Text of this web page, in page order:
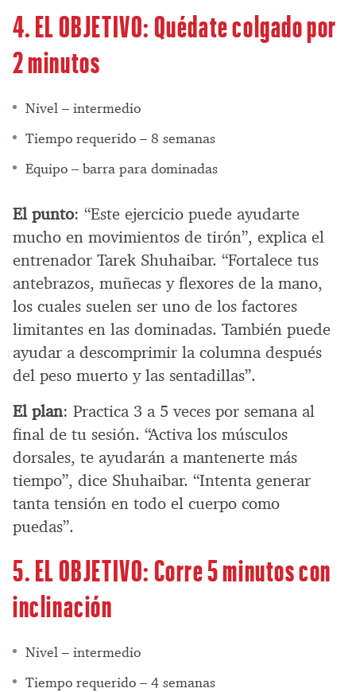
4. EL OBJETIVO: Quédate colgado por
2 minutos
Nivel – intermedio
Tiempo requerido – 8 semanas
Equipo – barra para dominadas
El punto: “Este ejercicio puede ayudarte
mucho en movimientos de tirón”, explica el
entrenador Tarek Shuhaibar. “Fortalece tus
antebrazos, muñecas y flexores de la mano,
los cuales suelen ser uno de los factores
limitantes en las dominadas. También puede
ayudar a descomprimir la columna después
del peso muerto y las sentadillas”.
El plan: Practica 3 a 5 veces por semana al
final de tu sesión. “Activa los músculos
dorsales, te ayudarán a mantenerte más
tiempo”, dice Shuhaibar. “Intenta generar
tanta tensión en todo el cuerpo como
puedas”.
5. EL OBJETIVO: Corre 5 minutos con
inclinación
Nivel – intermedio
Tiempo requerido – 4 semanas